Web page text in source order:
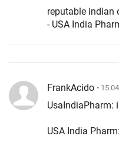
reputable indian
- USA India
FrankAcido •
UsaIndiaPharm:
USA India Pharm: